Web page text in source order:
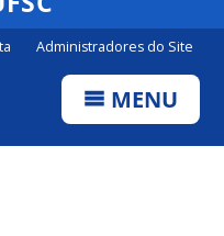
Administradores do Site
MENU